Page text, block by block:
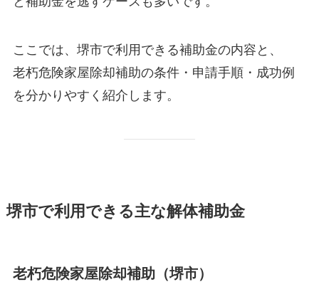
ここでは、堺市で利用できる補助金の内容と、
老朽危険家屋除却補助の条件・申請手順・成功例
を分かりやすく紹介します。
堺市で利用できる主な解体補助金
老朽危険家屋除却補助（堺市）